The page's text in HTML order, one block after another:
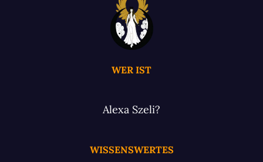
WER IST
Alexa Szeli?
WISSENSWERTES